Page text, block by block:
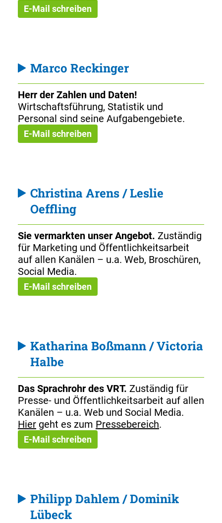
E-Mail schreiben
Marco Reckinger
Herr der Zahlen und Daten!
Wirtschaftsführung, Statistik und
Personal sind seine Aufgabengebiete.
E-Mail schreiben
Christina Arens / Leslie
Oeffling
Sie vermarkten unser Angebot. Zuständig
für Marketing und Öffentlichkeitsarbeit
auf allen Kanälen – u.a. Web, Broschüren,
Social Media.
E-Mail schreiben
Katharina Boßmann / Victoria
Halbe
Das Sprachrohr des VRT. Zuständig für
Presse- und Öffentlichkeitsarbeit auf allen
Kanälen – u.a. Web und Social Media.
Hier geht es zum Pressebereich.
E-Mail schreiben
Philipp Dahlem / Dominik
Lübeck